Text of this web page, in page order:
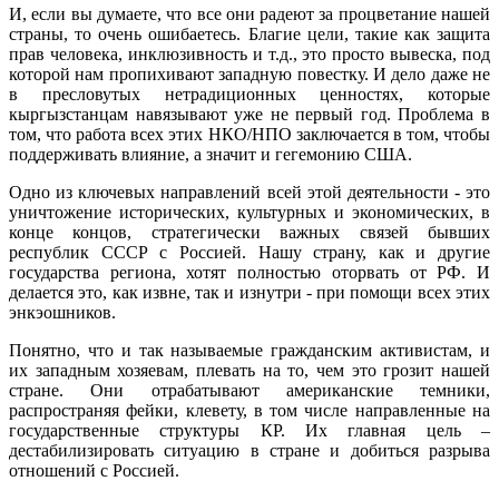
И, если вы думаете, что все они радеют за процветание нашей
страны, то очень ошибаетесь. Благие цели, такие как защита
прав человека, инклюзивность и т.д., это просто вывеска, под
которой нам пропихивают западную повестку. И дело даже не
в пресловутых нетрадиционных ценностях, которые
кыргызстанцам навязывают уже не первый год. Проблема в
том, что работа всех этих НКО/НПО заключается в том, чтобы
поддерживать влияние, а значит и гегемонию США.
Одно из ключевых направлений всей этой деятельности - это
уничтожение исторических, культурных и экономических, в
конце концов, стратегически важных связей бывших
республик СССР с Россией. Нашу страну, как и другие
государства региона, хотят полностью оторвать от РФ. И
делается это, как извне, так и изнутри - при помощи всех этих
энкэошников.
Понятно, что и так называемые гражданским активистам, и
их западным хозяевам, плевать на то, чем это грозит нашей
стране. Они отрабатывают американские темники,
распространяя фейки, клевету, в том числе направленные на
государственные структуры КР. Их главная цель –
дестабилизировать ситуацию в стране и добиться разрыва
отношений с Россией.